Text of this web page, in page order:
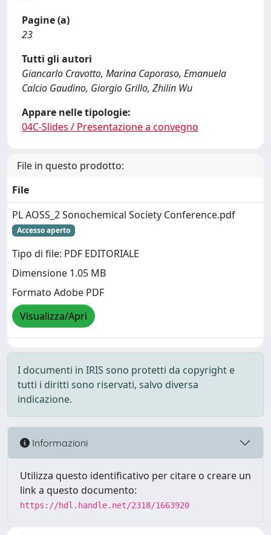
Pagine (a)
23
Tutti gli autori
Giancarlo Cravotto, Marina Caporaso, Emanuela
Calcio Gaudino, Giorgio Grillo, Zhilin Wu
Appare nelle tipologie:
04C-Slides / Presentazione a convegno
File in questo prodotto:
File
PL AOSS_2 Sonochemical Society Conference.pdf
Accesso aperto
Tipo di file: PDF EDITORIALE
Dimensione 1.05 MB
Formato Adobe PDF
Visualizza/Apri
I documenti in IRIS sono protetti da copyright e
tutti i diritti sono riservati, salvo diversa
indicazione.
Informazioni
Utilizza questo identificativo per citare o creare un
link a questo documento:
https://hdl.handle.net/2318/1663920